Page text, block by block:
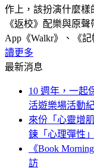
作上，該扮演什麼樣
《返校》配樂與原
App《Walkr》、《
讀更多
最新消息
10 週年，一起
活遊樂場活動
來份「心靈增
鍊「心理彈性」
《Book
訪